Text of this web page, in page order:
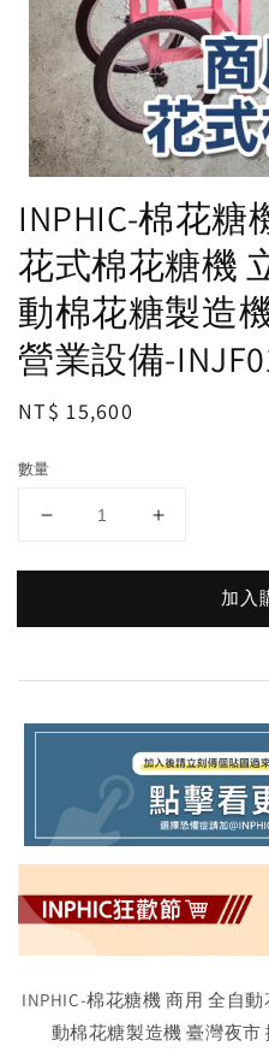
INPHIC-棉花糖
花式棉花糖機
動棉花糖製造
營業設備-
Regular
NT$ 15,600
數量
加入
INPHIC-棉花糖機 商用 全自
動棉花糖製造機 臺灣夜市